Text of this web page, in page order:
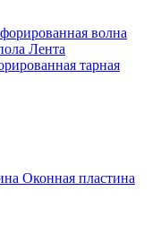
волна
Лента
тарная
Оконная пластина